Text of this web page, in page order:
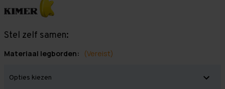
Stel zelf samen:
Materiaal legborden: (Vereist)